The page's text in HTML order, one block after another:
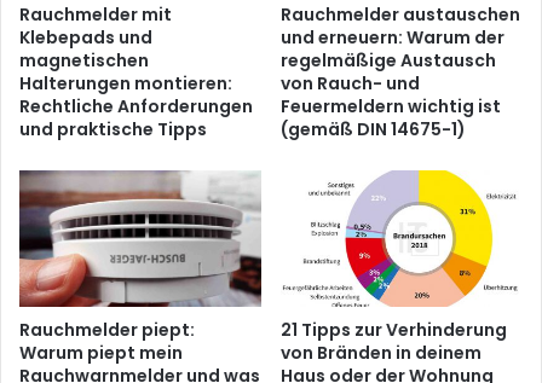
Rauchmelder mit
Klebepads und
magnetischen
Halterungen montieren:
Rechtliche Anforderungen
und praktische Tipps
Rauchmelder austauschen
und erneuern: Warum der
regelmäßige Austausch
von Rauch- und
Feuermeldern wichtig ist
(gemäß DIN 14675-1)
Rauchmelder piept:
Warum piept mein
Rauchwarnmelder und was
21 Tipps zur Verhinderung
von Bränden in deinem
Haus oder der Wohnung